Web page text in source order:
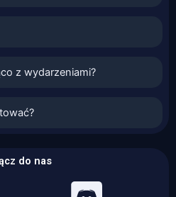
z wydarzeniami?
do nas